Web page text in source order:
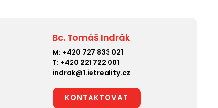
Bc. Tomáš Indrák
M: +420 727 833 021
T: +420 221 722 081
indrak@1.ietreality.cz
KONTAKTOVAT